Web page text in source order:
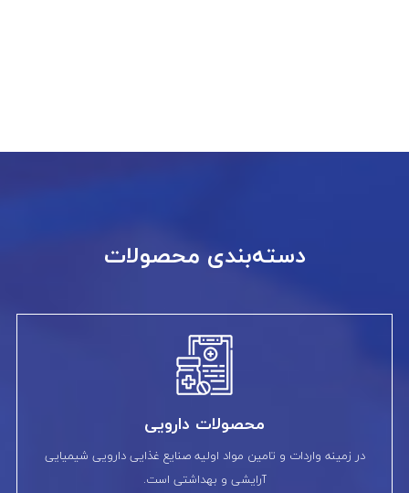
دسته‌بندی محصولات
محصولات دارویی
در زمینه واردات و تامین مواد اولیه صنایع غذایی دارویی شیمیایی
آرایشی و بهداشتی است.